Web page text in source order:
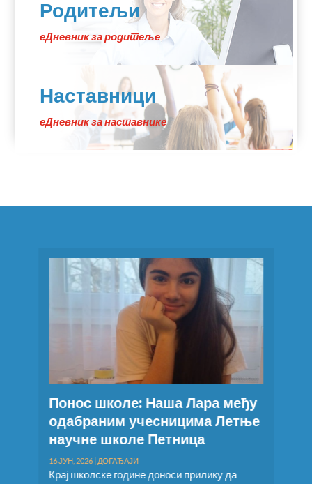
Родитељи
еДневник за родитеље
Наставници
еДневник за наставнике
Наша Лара међу
учесницима Летње
Петница
доноси прилику да
Родитељи – наши
савезници и
16 ЈУН, 2026
1 учествовали су у